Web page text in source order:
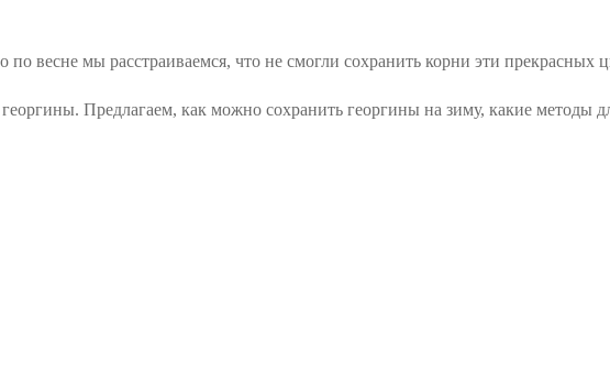
по весне мы расстраиваемся, что не смогли сохранить корни эти прекрасных
Предлагаем, как можно сохранить георгины на зиму, какие методы